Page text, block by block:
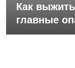
Как
главные